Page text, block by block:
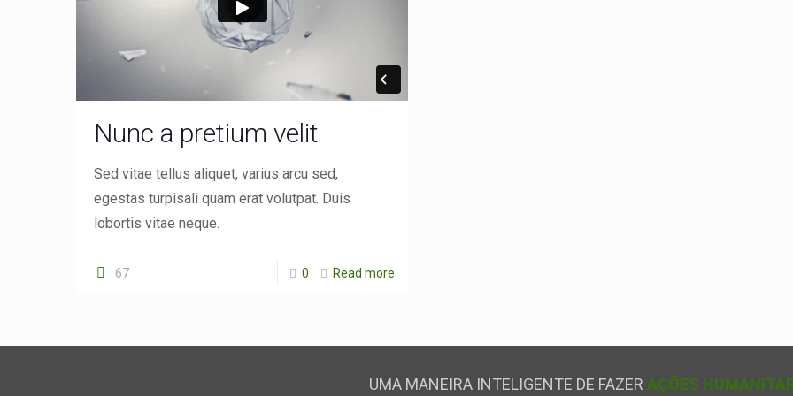
Nunc a pretium velit
Sed vitae tellus aliquet, varius arcu sed,
egestas turpisali quam erat volutpat. Duis
lobortis vitae neque.
67 0 Read more
UMA MANEIRA INTELIGENTE DE FAZER AÇÕES